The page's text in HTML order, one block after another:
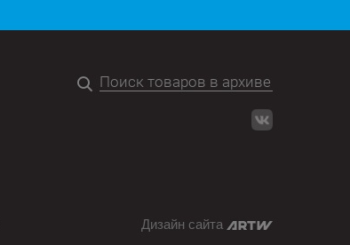
Дизайн сайта